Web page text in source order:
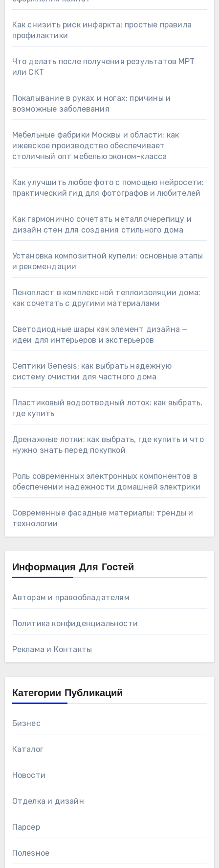
Как снизить риск инфаркта: простые правила
профилактики
Что делать после получения результатов МРТ
или СКТ
Покалывание в руках и ногах: причины и
возможные заболевания
Мебельные фабрики Москвы и области: как
ижевское производство обеспечивает
столичный опт мебелью эконом-класса
Как улучшить любое фото с помощью нейросети:
практический гид для фотографов и любителей
Как гармонично сочетать металлочерепицу и
дизайн стен для создания стильного дома
Установка композитной купели: основные этапы
и рекомендации
Пенопласт в комплексной теплоизоляции дома:
как сочетать с другими материалами
Светодиодные шары как элемент дизайна —
идеи для интерьеров и экстерьеров
Септики Genesis: как выбрать надежную
систему очистки для частного дома
Пластиковый водоотводный лоток: как выбрать,
где купить
Дренажные лотки: как выбрать, где купить и что
нужно знать перед покупкой
Роль современных электронных компонентов в
обеспечении надежности домашней электрики
Современные фасадные материалы: тренды и
технологии
Информация Для Гостей
Авторам и правообладателям
Политика конфиденциальности
Реклама и Контакты
Категории Публикаций
Бизнес
Каталог
Новости
Отделка и дизайн
Парсер
Полезное